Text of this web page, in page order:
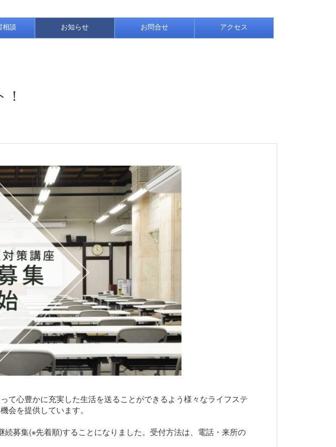
相談 お知らせ お問合せ アクセス
て心豊かに充実した生活を送ることができるよう様々なライフステ
会を提供しています。
募集(※先着順)することになりました。 受付方法は、電話・来所の